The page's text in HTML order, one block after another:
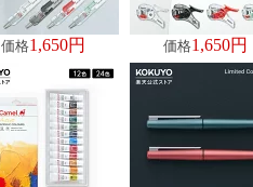
価格1,650円 価格1,650円